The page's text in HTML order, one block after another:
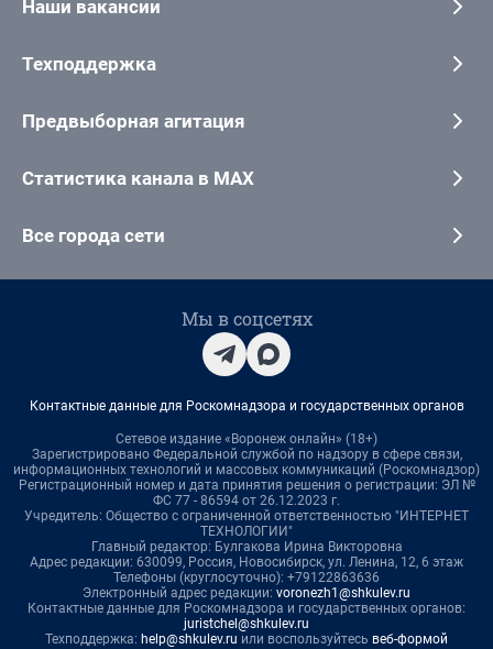
Наши вакансии
Техподдержка
Предвыборная агитация
Статистика канала в MAX
Все города сети
Мы в соцсетях
Контактные данные для Роскомнадзора и государственных органов
Сетевое издание «Воронеж онлайн» (18+)
Зарегистрировано Федеральной службой по надзору в сфере связи,
информационных технологий и массовых коммуникаций (Роскомнадзор)
Регистрационный номер и дата принятия решения о регистрации: ЭЛ №
ФС 77 - 86594 от 26.12.2023 г.
Учредитель: Общество с ограниченной ответственностью "ИНТЕРНЕТ
ТЕХНОЛОГИИ"
Главный редактор: Булгакова Ирина Викторовна
Адрес редакции: 630099, Россия, Новосибирск, ул. Ленина, 12, 6 этаж
Телефоны (круглосуточно): +79122863636
Электронный адрес редакции: voronezh1@shkulev.ru
Контактные данные для Роскомнадзора и государственных органов:
juristchel@shkulev.ru
Техподдержка: help@shkulev.ru или воспользуйтесь веб-формой